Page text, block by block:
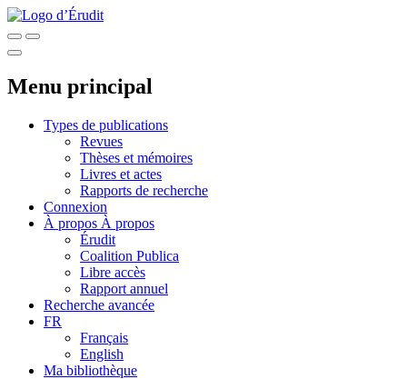
Menu principal
Types de publications
Revues
Thèses et mémoires
Livres et actes
Rapports de recherche
Connexion
À propos À propos
Érudit
Coalition Publica
Libre accès
Rapport annuel
Recherche avancée
FR
Français
English
Ma bibliothèque